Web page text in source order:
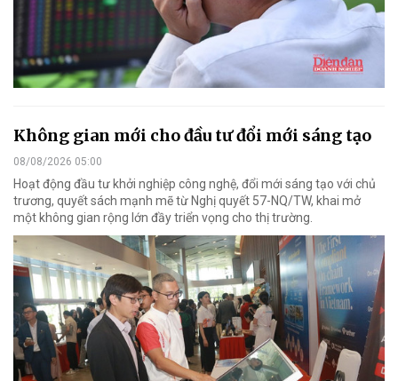
Không gian mới cho đầu tư đổi mới sáng tạo
08/08/2026 05:00
Hoạt động đầu tư khởi nghiệp công nghệ, đổi mới sáng tạo với chủ
trương, quyết sách mạnh mẽ từ Nghị quyết 57-NQ/TW, khai mở
một không gian rộng lớn đầy triển vọng cho thị trường.